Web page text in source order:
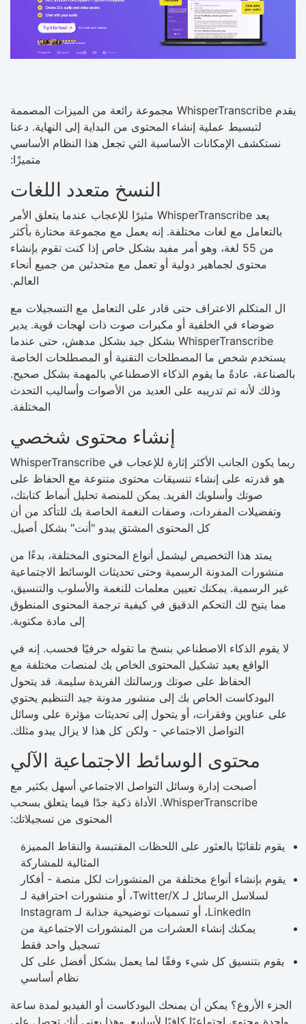
يقدم WhisperTranscribe مجموعة رائعة من الميزات المصممة
لتبسيط عملية إنشاء المحتوى من البداية إلى النهاية. دعنا
نستكشف الإمكانات الأساسية التي تجعل هذا النظام الأساسي
متميزًا:
النسخ متعدد اللغات
يعد WhisperTranscribe مثيرًا للإعجاب عندما يتعلق الأمر
بالتعامل مع لغات مختلفة. إنه يعمل مع مجموعة مختارة بأكثر
من 55 لغة، وهو أمر مفيد بشكل خاص إذا كنت تقوم بإنشاء
محتوى لجماهير دولية أو تعمل مع متحدثين من جميع أنحاء
العالم.
ال المتكلم الاعتراف حتى قادر على التعامل مع التسجيلات مع
ضوضاء في الخلفية أو مكبرات صوت ذات لهجات قوية. يدير
WhisperTranscribe بشكل جيد بشكل مدهش، حتى عندما
يستخدم شخص ما المصطلحات التقنية أو المصطلحات الخاصة
بالصناعة، عادةً ما يقوم الذكاء الاصطناعي بالمهمة بشكل صحيح.
وذلك لأنه تم تدريبه على العديد من الأصوات وأساليب التحدث
المختلفة.
إنشاء محتوى شخصي
ربما يكون الجانب الأكثر إثارة للإعجاب في WhisperTranscribe
هو قدرته على إنشاء تنسيقات محتوى متنوعة مع الحفاظ على
صوتك وأسلوبك الفريد. يمكن للمنصة تحليل أنماط كتابتك،
وتفضيلات المفردات، وصفات النغمة الخاصة بك للتأكد من أن
كل المحتوى المشتق يبدو "أنت" بشكل أصيل.
يمتد هذا التخصيص ليشمل أنواع المحتوى المختلفة، بدءًا من
منشورات المدونة الرسمية وحتى تحديثات الوسائط الاجتماعية
غير الرسمية. يمكنك تعيين معلمات للنغمة والأسلوب والتنسيق،
مما يتيح لك التحكم الدقيق في كيفية ترجمة المحتوى المنطوق
إلى مادة مكتوبة.
لا يقوم الذكاء الاصطناعي بنسخ ما تقوله حرفيًا فحسب. إنه في
الواقع يعيد تشكيل المحتوى الخاص بك لمنصات مختلفة مع
الحفاظ على صوتك ورسالتك الفريدة سليمة. قد يتحول
البودكاست الخاص بك إلى منشور مدونة جيد التنظيم يحتوي
على عناوين وفقرات، أو يتحول إلى تحديثات مؤثرة على وسائل
التواصل الاجتماعي - ولكن كل هذا لا يزال يبدو مثلك.
محتوى الوسائط الاجتماعية الآلي
أصبحت إدارة وسائل التواصل الاجتماعي أسهل بكثير مع
WhisperTranscribe. الأداة ذكية جدًا فيما يتعلق بسحب
المحتوى من تسجيلاتك:
يقوم تلقائيًا بالعثور على اللحظات المقتبسة والنقاط المميزة
المثالية للمشاركة
يقوم بإنشاء أنواع مختلفة من المنشورات لكل منصة - أفكار
لسلاسل الرسائل لـ Twitter/X، أو منشورات احترافية لـ
LinkedIn، أو تسميات توضيحية جذابة لـ Instagram
يمكنك إنشاء العشرات من المنشورات الاجتماعية من
تسجيل واحد فقط
يقوم بتنسيق كل شيء وفقًا لما يعمل بشكل أفضل على كل
نظام أساسي
الجزء الأروع؟ يمكن أن يمنحك البودكاست أو الفيديو لمدة ساعة
واحدة محتوى اجتماعيًا كافيًا لأسابيع. وهذا يعني أنك تحصل على